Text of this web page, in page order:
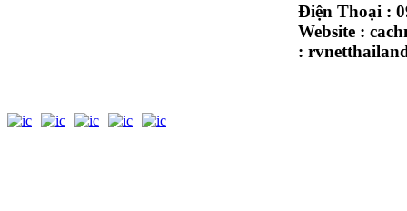
Điện Thoại :
Website :
: